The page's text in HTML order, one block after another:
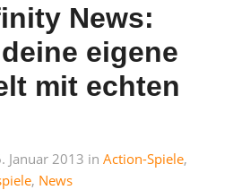
News:
eigene
mit echten
Januar 2013 in Action-Spiele,
, News